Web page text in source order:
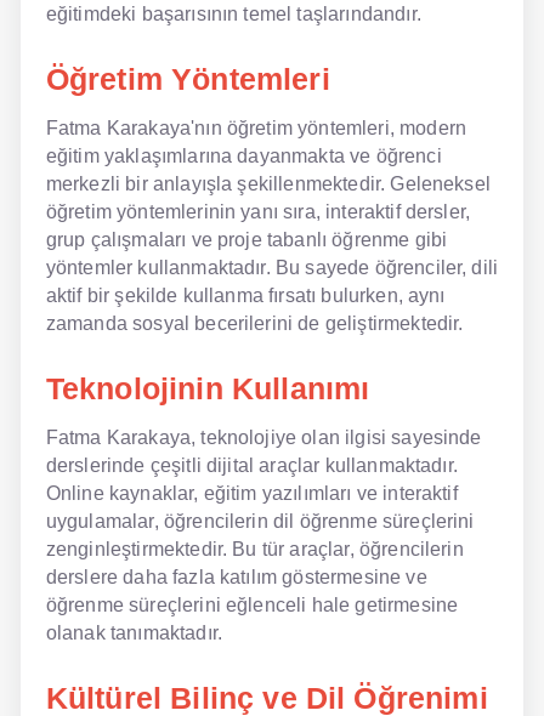
eğitimdeki başarısının temel taşlarındandır.
Öğretim Yöntemleri
Fatma Karakaya'nın öğretim yöntemleri, modern
eğitim yaklaşımlarına dayanmakta ve öğrenci
merkezli bir anlayışla şekillenmektedir. Geleneksel
öğretim yöntemlerinin yanı sıra, interaktif dersler,
grup çalışmaları ve proje tabanlı öğrenme gibi
yöntemler kullanmaktadır. Bu sayede öğrenciler, dili
aktif bir şekilde kullanma fırsatı bulurken, aynı
zamanda sosyal becerilerini de geliştirmektedir.
Teknolojinin Kullanımı
Fatma Karakaya, teknolojiye olan ilgisi sayesinde
derslerinde çeşitli dijital araçlar kullanmaktadır.
Online kaynaklar, eğitim yazılımları ve interaktif
uygulamalar, öğrencilerin dil öğrenme süreçlerini
zenginleştirmektedir. Bu tür araçlar, öğrencilerin
derslere daha fazla katılım göstermesine ve
öğrenme süreçlerini eğlenceli hale getirmesine
olanak tanımaktadır.
Kültürel Bilinç ve Dil Öğrenimi